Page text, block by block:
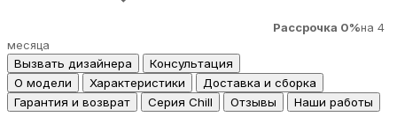
Рассрочка 0%на 4
месяца
Вызвать дизайнера
Консультация
О модели
Характеристики
Доставка и сборка
Гарантия и возврат
Серия Chill Отзывы Наши работы